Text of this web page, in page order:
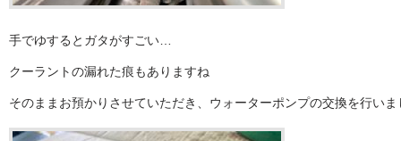
手でゆするとガタがすごい…
クーラントの漏れた痕もありますね
そのままお預かりさせていただき、ウォーターポンプの交換を行いま